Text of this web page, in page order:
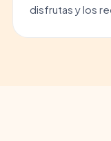
disfrutas y los